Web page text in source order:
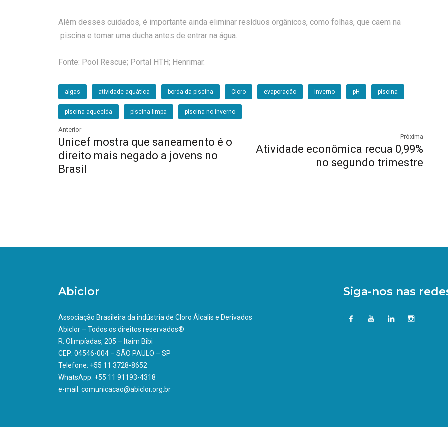
Além desses cuidados, é importante ainda eliminar resíduos orgânicos, como folhas, que caem na
piscina e tomar uma ducha antes de entrar na água.
Fonte: Pool Rescue; Portal HTH; Henrimar.
algas atividade aquática borda da piscina Cloro evaporação Inverno pH piscina
piscina aquecida piscina limpa piscina no inverno
Anterior
Unicef mostra que saneamento é o
direito mais negado a jovens no
Brasil
Próxima
Atividade econômica recua 0,99%
no segundo trimestre
Abiclor
Associação Brasileira da indústria de Cloro Álcalis e Derivados
Abiclor – Todos os direitos reservados®
R. Olimpíadas, 205 – Itaim Bibi
CEP: 04546-004 – SÃO PAULO – SP
Telefone: +55 11 3728-8652
WhatsApp: +55 11 91193-4318
e-mail: comunicacao@abiclor.org.br
Siga-nos nas